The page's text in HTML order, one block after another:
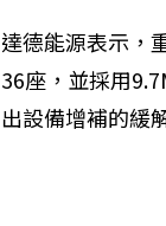
達德能源表示，
36座，並採用
出設備增補的緩